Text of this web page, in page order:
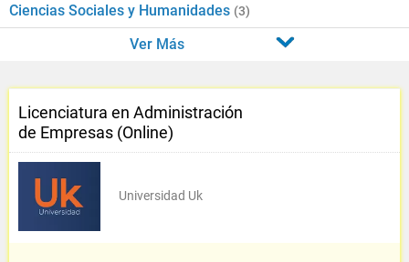
Ciencias Sociales y Humanidades (3)
Ver Más
Licenciatura en Administración
de Empresas (Online)
Universidad Uk